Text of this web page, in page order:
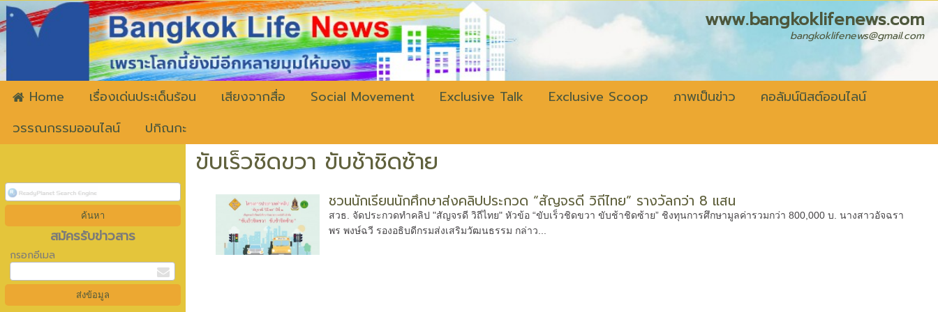
www.bangkoklifenews.com
bangkoklifenews@gmail.com
Home เรื่องเด่นประเด็นร้อน เสียงจากสื่อ Social Movement Exclusive Talk Exclusive Scoop ภาพเป็นข่าว
คอลัมน์นิสต์ออนไลน์
วรรณกรรมออนไลน์
ปกิณกะ
สมัครรับข่าวสาร
กรอกอีเมล
ขับเร็วชิดขวา ขับช้าชิดซ้าย
ชวนนักเรียนนักศึกษาส่งคลิปประกวด “สัญจรดี วิถีไทย” รางวัลกว่า 8 แสน
สวธ. จัดประกวดทำคลิป "สัญจรดี วิถีไทย" หัวข้อ “ขับเร็วชิดขวา ขับช้าชิดซ้าย” ชิงทุนการศึกษามูลค่ารวมกว่า 800,000 บ. นางสาวอัจฉรา
พร พงษ์ฉวี รองอธิบดีกรมส่งเสริมวัฒนธรรม กล่าว...